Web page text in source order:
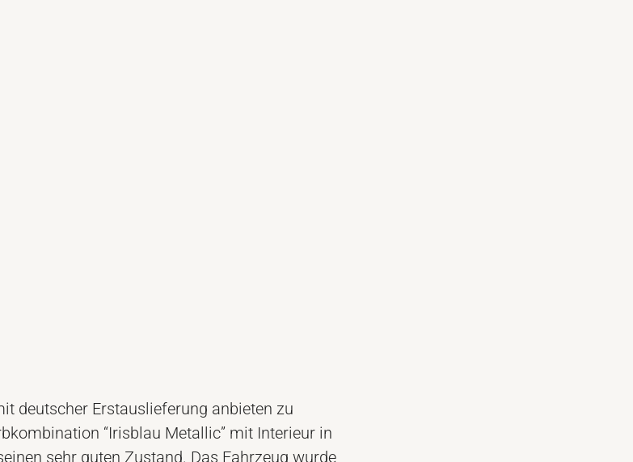
deutscher Erstauslieferung anbieten zu
“Irisblau Metallic” mit Interieur in
sehr guten Zustand. Das Fahrzeug wurde